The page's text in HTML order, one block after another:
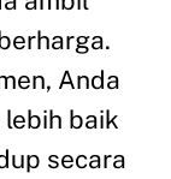
Anda
baik
secara